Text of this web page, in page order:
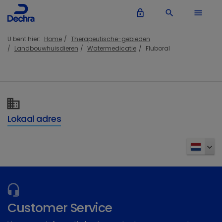
lock_outline search menu
U bent hier: Home
Therapeutische-gebieden
Landbouwhuisdieren
Watermedicatie Fluboral
Lokaal adres
Customer Service